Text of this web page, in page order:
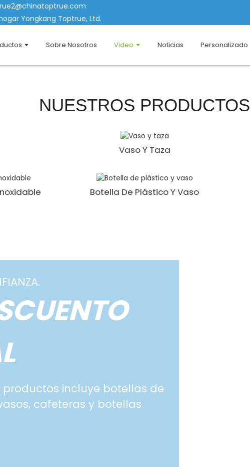
Yongkang Toptrue, Ltd.
Sobre Nosotros Video Noticias Personalizado
NUESTROS PRODUCTOS
Vaso Y Taza
Botella De Plástico Y Vaso
incluye botellas de
cafeteras y botellas